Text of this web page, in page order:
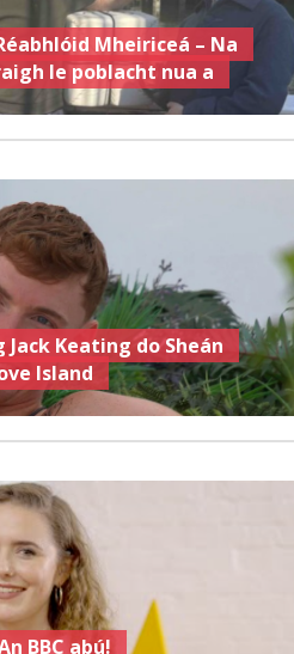
Mheiriceá – Na
le poblacht nua a
Keating do Sheán
Island
BBC abú!